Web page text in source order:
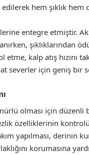
hem şıklık hem
entegre etmiştir.
şıklıklarından
kalp atış hızını
severler için geniş bir
olması için düzenli
özelliklerinin
yapılması, derinin
korumasına